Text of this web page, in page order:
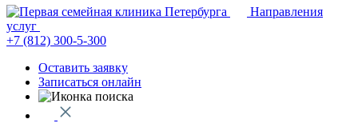
Направления
услуг
+7 (812) 300-5-300
Оставить заявку
Записаться онлайн